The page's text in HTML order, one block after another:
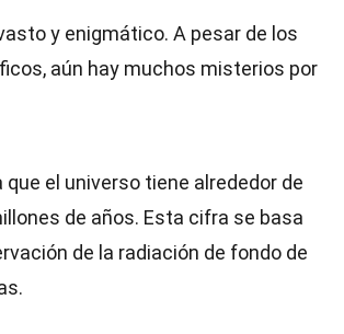
y enigmático. A pesar de los
aún hay muchos misterios por
que el universo tiene alrededor de
de años. Esta cifra se basa
de la radiación de fondo de